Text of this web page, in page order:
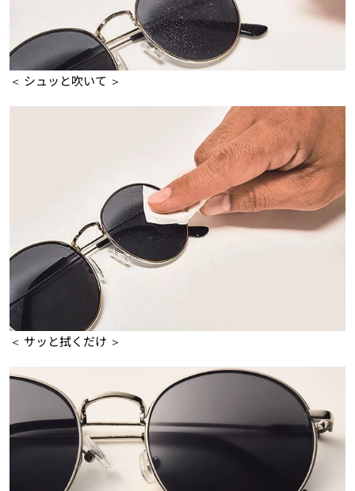
＜ シュッと吹いて ＞
＜ サッと拭くだけ ＞